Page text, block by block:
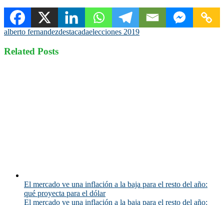
alberto fernandezdestacadaelecciones 2019
Related Posts
El mercado ve una inflación a la baja para el resto del año:
qué proyecta para el dólar
El mercado ve una inflación a la baja para el resto del año: